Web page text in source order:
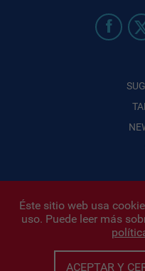
Infonegocios 2026|
Políticas de Privacidad|
Este sitio esta protegido por
Éste sitio web usa
uso. Puede leer más
ACEPTAR Y